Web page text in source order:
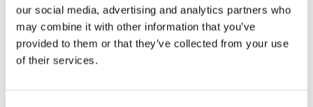
our social media, advertising and analytics partners who
may combine it with other information that you’ve
provided to them or that they’ve collected from your use
of their services.